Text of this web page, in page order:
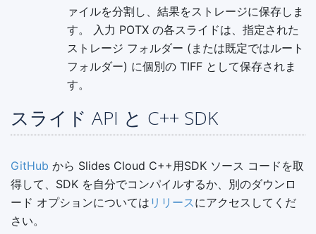
ァイルを分割し、結果をストレージに保存しま
す。 入力 POTX の各スライドは、指定された
ストレージ フォルダー (または既定ではルート
フォルダー) に個別の TIFF として保存されま
す。
スライド API と C++ SDK
GitHub から Slides Cloud C++用SDK ソース コードを取
得して、SDK を自分でコンパイルするか、別のダウンロ
ード オプションについては リリース にアクセスしてくだ
さい。